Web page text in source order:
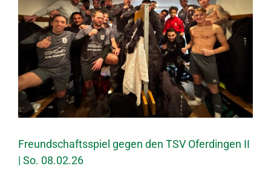
Freundschaftsspiel gegen den TSV Oferdingen II
| So. 08.02.26